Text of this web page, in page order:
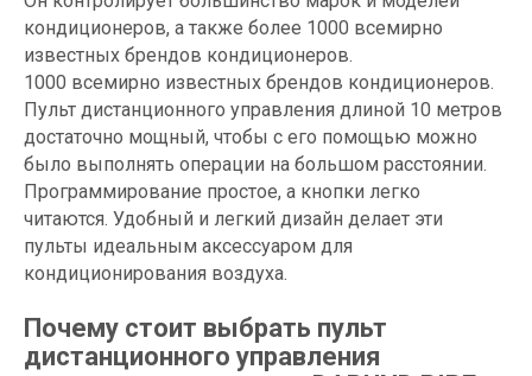
кондиционеров, а также более 1000 всемирно
известных брендов кондиционеров.
1000 всемирно известных брендов кондиционеров.
Пульт дистанционного управления длиной 10 метров
достаточно мощный, чтобы с его помощью можно
было выполнять операции на большом расстоянии.
Программирование простое, а кнопки легко
читаются. Удобный и легкий дизайн делает эти
пульты идеальным аксессуаром для
кондиционирования воздуха.
Почему стоит выбрать пульт
дистанционного управления